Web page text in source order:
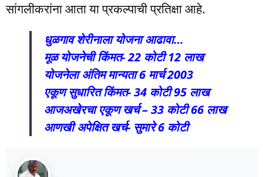
सांगलीकरांना आता या प्रकल्पाची प्रतिक्षा आहे.
धुळगाव शेरीनाला योजना आढावा…
मूळ योजनेची किंमत- 22 कोटी 12 लाख
योजनेला अंतिम मान्यता 6 मार्च 2003
एकूण सुधारित किंमत- 34 कोटी 95 लाख
आजअखेरचा एकूण खर्च – 33 कोटी 66 लाख
आणखी अपेक्षित खर्च- सुमारे 6 कोटी